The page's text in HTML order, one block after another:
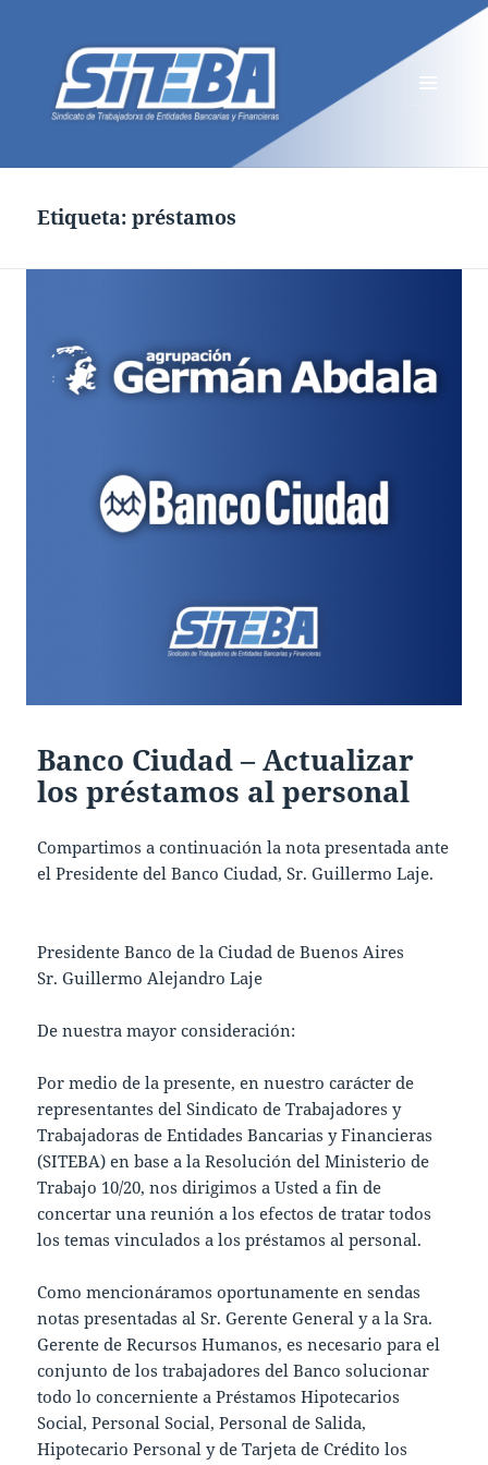
Etiqueta:préstamos
Banco Ciudad – Actualizar
los préstamos al personal
Compartimos a continuación la nota presentada ante
el Presidente del Banco Ciudad, Sr. Guillermo Laje.
Presidente Banco de la Ciudad de Buenos Aires
Sr. Guillermo Alejandro Laje
De nuestra mayor consideración:
Por medio de la presente, en nuestro carácter de
representantes del Sindicato de Trabajadores y
Trabajadoras de Entidades Bancarias y Financieras
(SITEBA) en base a la Resolución del Ministerio de
Trabajo 10/20, nos dirigimos a Usted a fin de
concertar una reunión a los efectos de tratar todos
los temas vinculados a los préstamos al personal.
Como mencionáramos oportunamente en sendas
notas presentadas al Sr. Gerente General y a la Sra.
Gerente de Recursos Humanos, es necesario para el
conjunto de los trabajadores del Banco solucionar
todo lo concerniente a Préstamos Hipotecarios
Social, Personal Social, Personal de Salida,
Hipotecario Personal y de Tarjeta de Crédito los